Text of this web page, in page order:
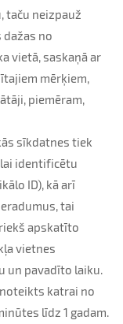
taču neizpauž
no
vietā, saskaņā ar
mērķiem,
piemēram,
sīkdatnes tiek
lai identificētu
ID), kā arī
tai
apskatīto
vietnes
un pavadīto laiku.
katrai no
līdz 1 gadam.